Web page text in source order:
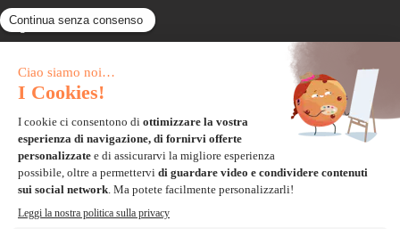
Paypal
3 volte senza tasse
*Soluzioni di consegna
Delivengo Domicilio Internazionale